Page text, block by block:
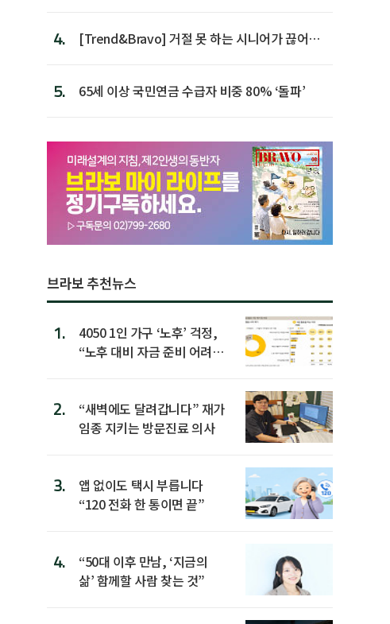
4.
[Trend&Bravo] 거절 못 하는 시니어가 끊어야
5. 65세 이상 국민연금 수급자 비중 80% ‘돌파’
브라보 추천뉴스
1.
4050 1인 가구 ‘노후’ 걱정,
“노후 대비 자금 준비 어려
2.
“새벽에도 달려갑니다” 재가
임종 지키는 방문진료 의사
3.
앱 없이도 택시 부릅니다
“120 전화 한 통이면 끝”
4.
“50대 이후 만남, ‘지금의
삶’ 함께할 사람 찾는 것”